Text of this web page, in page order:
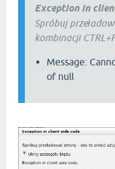
Exception in
Spróbuj
kombinacji
Message:
of null